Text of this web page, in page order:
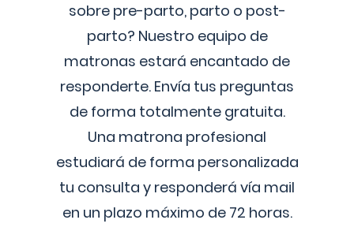
sobre pre-parto, parto o post-
parto? Nuestro equipo de
matronas estará encantado de
responderte. Envía tus preguntas
de forma totalmente gratuita.
Una matrona profesional
estudiará de forma personalizada
tu consulta y responderá vía mail
en un plazo máximo de 72 horas.